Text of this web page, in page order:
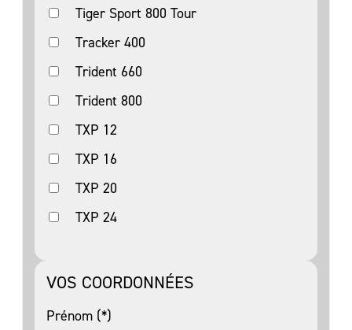
Tiger Sport 800 Tour
Tracker 400
Trident 660
Trident 800
TXP 12
TXP 16
TXP 20
TXP 24
VOS COORDONNÉES
Prénom (*)